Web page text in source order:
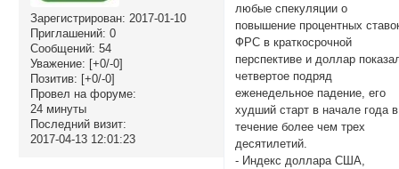
Зарегистрирован: 2017-01-10
Приглашений: 0
Сообщений: 54
Уважение: [+0/-0]
Позитив: [+0/-0]
Провел на форуме:
24 минуты
Последний визит:
2017-04-13 12:01:23
любые спекуляции о
повышение процентных
ФРС в краткосрочной
перспективе и доллар
четвертое подряд
еженедельное падение, его
худший старт в начале года в
течение более чем трех
десятилетий.
- Индекс доллара США,